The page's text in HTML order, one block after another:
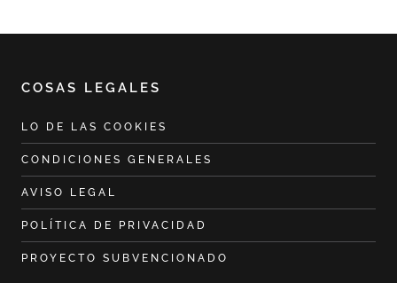
COSAS LEGALES
LO DE LAS COOKIES
CONDICIONES GENERALES
AVISO LEGAL
POLÍTICA DE PRIVACIDAD
PROYECTO SUBVENCIONADO